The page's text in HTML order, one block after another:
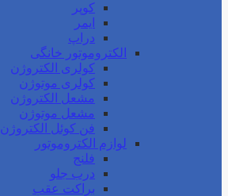
کوپر
ایمر
دراپ
الکتروموتور خانگی
کولری الکتروژن
کولری موتوژن
مشعل الکتروژن
مشعل موتوژن
فن کوئل الکتروژن
لوازم الکتروموتور
فلنج
درب جلو
براکت عقب